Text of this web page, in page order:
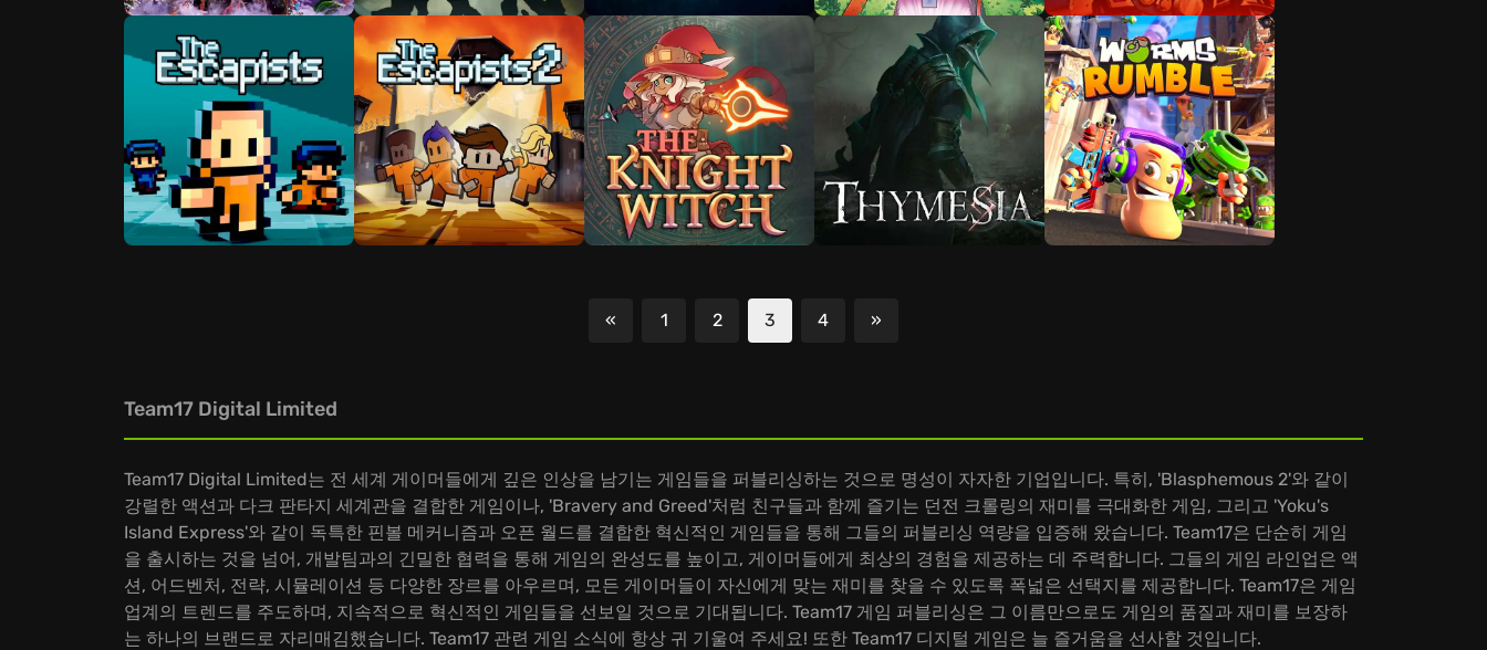
« 1 2 3 4 »
Team17 Digital Limited
Team17 Digital Limited는 전 세계 게이머들에게 깊은 인상을 남기는 게임들을 퍼블리싱하는 것으로 명성이 자자한 기업입니다. 특히, 'Blasphemous 2'와 같이
강렬한 액션과 다크 판타지 세계관을 결합한 게임이나, 'Bravery and Greed'처럼 친구들과 함께 즐기는 던전 크롤링의 재미를 극대화한 게임, 그리고 'Yoku's
Island Express'와 같이 독특한 핀볼 메커니즘과 오픈 월드를 결합한 혁신적인 게임들을 통해 그들의 퍼블리싱 역량을 입증해 왔습니다. Team17은 단순히 게임
을 출시하는 것을 넘어, 개발팀과의 긴밀한 협력을 통해 게임의 완성도를 높이고, 게이머들에게 최상의 경험을 제공하는 데 주력합니다. 그들의 게임 라인업은 액
션, 어드벤처, 전략, 시뮬레이션 등 다양한 장르를 아우르며, 모든 게이머들이 자신에게 맞는 재미를 찾을 수 있도록 폭넓은 선택지를 제공합니다. Team17은 게임
업계의 트렌드를 주도하며, 지속적으로 혁신적인 게임들을 선보일 것으로 기대됩니다. Team17 게임 퍼블리싱은 그 이름만으로도 게임의 품질과 재미를 보장하
는 하나의 브랜드로 자리매김했습니다. Team17 관련 게임 소식에 항상 귀 기울여 주세요! 또한 Team17 디지털 게임은 늘 즐거움을 선사할 것입니다.